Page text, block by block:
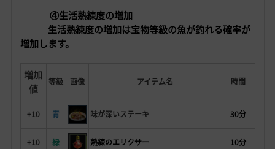
④生活熟練度の増加
生活熟練度の増加は宝物等級の魚が釣れる確率が
増加します。
増加
値
等級 画像 アイテム名 時間
+10 青 味が深いステーキ 30分
+10 緑 熟練のエリクサー 10分